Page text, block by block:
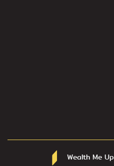
Wealth Me Up